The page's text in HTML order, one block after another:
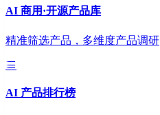
AI 商用·开源产品库
精准筛选产品，多维度产品调研
AI 产品排行榜